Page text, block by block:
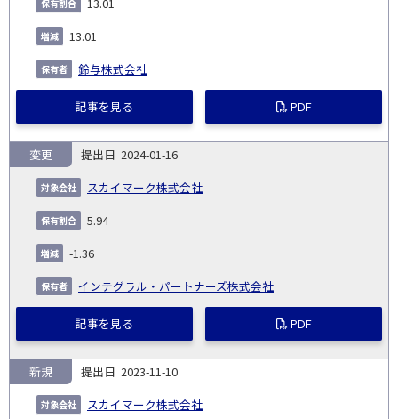
13.01
鈴与株式会社
記事を見る PDF
2024-01-16
スカイマーク株式会社
変更
5.94
-1.36
インテグラル・パートナーズ株式会社
記事を見る PDF
2023-11-10
スカイマーク株式会社
新規